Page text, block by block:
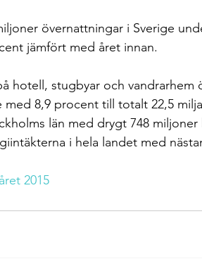
övernattningar i Sverige
jämfört med året innan.
hotell, stugbyar och vandrarhem
8,9 procent till totalt 22,5
län med drygt 748
i hela landet med
2015